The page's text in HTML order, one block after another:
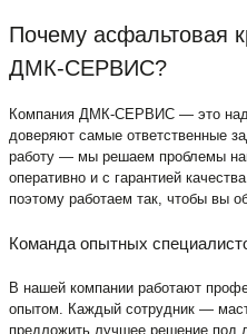
Почему асфальтовая
ДМК-СЕРВИС?
Компания ДМК-СЕРВИС — это
доверяют самые ответственные
работу — мы решаем проблемы
оперативно и с гарантией
поэтому работаем так, чтобы вы
Команда опытных
В нашей компании работают
опытом. Каждый сотрудник —
предложить лучшее решение под